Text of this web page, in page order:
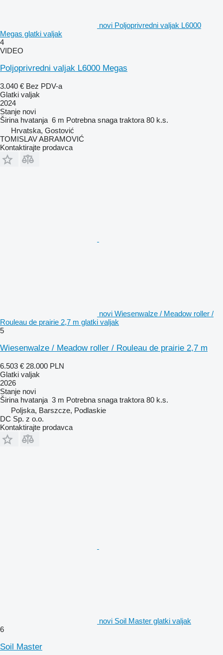
novi Poljoprivredni valjak L6000
Megas glatki valjak
4
VIDEO
Poljoprivredni valjak L6000 Megas
3.040 € Bez PDV-a
Glatki valjak
2024
Stanje novi
Širina hvatanja 6 m Potrebna snaga traktora 80 k.s.
Hrvatska, Gostović
TOMISLAV ABRAMOVIĆ
Kontaktirajte prodavca
novi Wiesenwalze / Meadow roller /
Rouleau de prairie 2,7 m glatki valjak
5
Wiesenwalze / Meadow roller / Rouleau de prairie 2,7 m
6.503 € 28.000 PLN
Glatki valjak
2026
Stanje novi
Širina hvatanja 3 m Potrebna snaga traktora 80 k.s.
Poljska, Barszcze, Podlaskie
DC Sp. z o.o.
Kontaktirajte prodavca
novi Soil Master glatki valjak
6
Soil Master